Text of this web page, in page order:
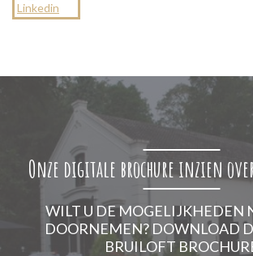
Linkedin
Onze digitale brochure inzien
WILT U DE MOGELIJKHEDEN
DOORNEMEN? DOWNLOAD
BRUILOFT